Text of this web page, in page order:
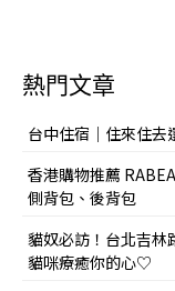
熱門文章
台中住宿｜住來住去
香港購物推薦
側背包、後背包
貓奴必訪！台北吉林
貓咪療癒你的心♡